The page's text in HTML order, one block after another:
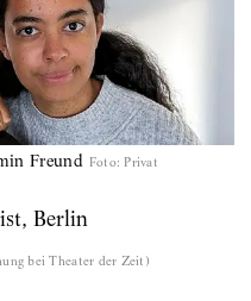
Freund Foto: Privat
Berlin
bei Theater der Zeit )